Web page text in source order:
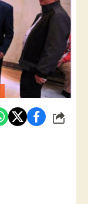
شارك